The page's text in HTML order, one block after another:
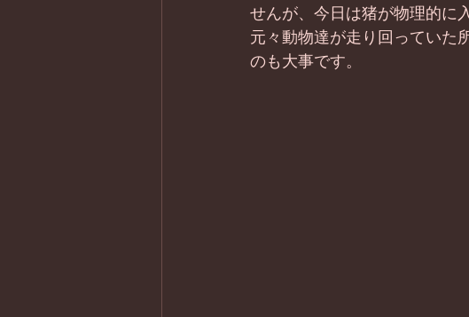
せんが、今日は猪が物理的に
元々動物達が走り回っていた
のも大事です。